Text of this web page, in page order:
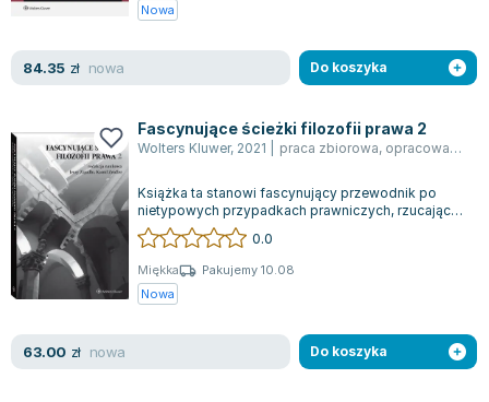
Nowa
84.35 zł nowa Do koszyka
Fascynujące ścieżki filozofii prawa 2
Wolters Kluwer, 2021 praca zbiorowa, opracowanie zbiorowe
Książka ta stanowi fascynujący przewodnik po
nietypowych przypadkach prawniczych, rzucając
światło na zarówno powszednie, jak i ni...
0.0
Miękka
Pakujemy 10.08
Nowa
63.00 zł nowa Do koszyka